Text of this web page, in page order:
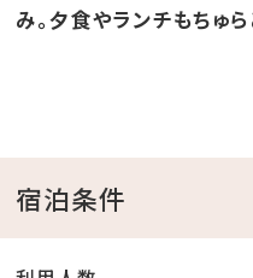
夜は天体観測もおススメ。
空気が透き通るこの時
今とないこのお得な期間
み。夕食やランチもちゅ
宿泊条件